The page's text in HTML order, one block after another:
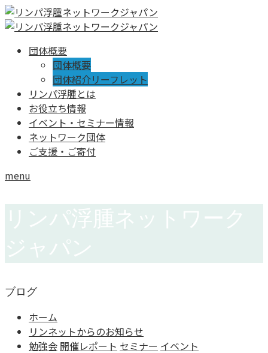
団体概要
団体概要
団体紹介リーフレット
リンパ浮腫とは
お役立ち情報
イベント・セミナー情報
ネットワーク団体
ご支援・ご寄付
menu
リンパ浮腫ネットワーク
ジャパン
ブログ
ホーム
リンネットからのお知らせ
勉強会 開催レポート セミナー イベント